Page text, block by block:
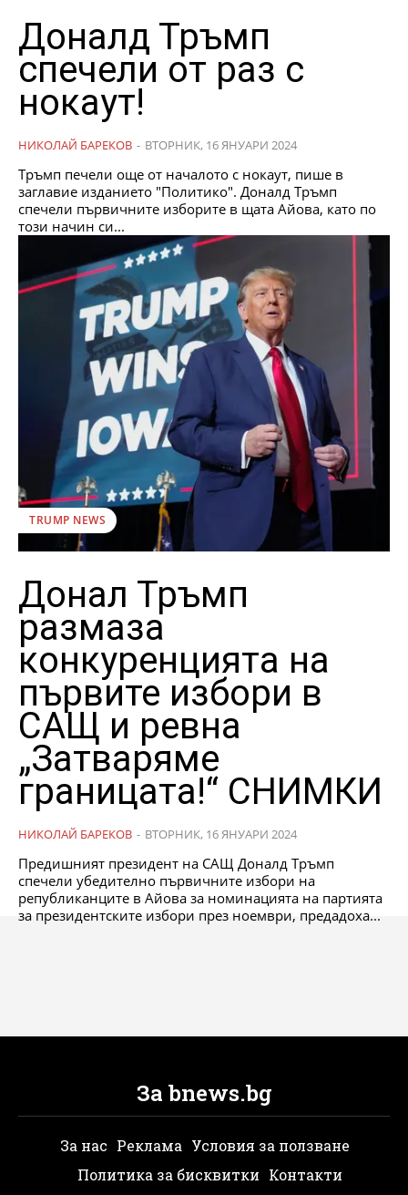
Доналд Тръмп
спечели от раз с
нокаут!
НИКОЛАЙ БАРЕКОВ - ВТОРНИК, 16 ЯНУАРИ 2024
Тръмп печели още от началото с нокаут, пише в
заглавие изданието "Политико". Доналд Тръмп
спечели първичните изборите в щата Айова, като по
този начин си...
TRUMP NEWS
Донал Тръмп
размаза
конкуренцията на
първите избори в
САЩ и ревна
„Затваряме
границата!“ СНИМКИ
НИКОЛАЙ БАРЕКОВ - ВТОРНИК, 16 ЯНУАРИ 2024
Предишният президент на САЩ Доналд Тръмп
спечели убедително първичните избори на
републиканците в Айова за номинацията на партията
за президентските избори през ноември, предадоха...
За bnews.bg
За нас Реклама Условия за ползване
Политика за бисквитки Контакти